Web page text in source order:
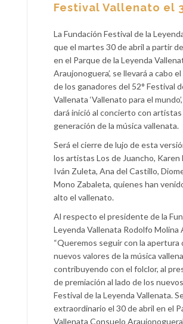
Festival Vallenato el
La Fundación Festival de la
que el martes 30 de abril a partir
en el Parque de la Leyenda
Araujonoguera’, se llevará a cabo
de los ganadores del 52° Festival
Vallenata ‘Vallenato para el
dará inició al concierto con artistas
generación de la música vallenata.
Será el cierre de lujo de esta
los artistas Los de Juancho, Karen
Iván Zuleta, Ana del Castillo,
Mono Zabaleta, quienes han
alto el vallenato.
Al respecto el presidente de la
Leyenda Vallenata Rodolfo Molina
“Queremos seguir con la apertura
nuevos valores de la música
contribuyendo con el folclor, al
de premiación al lado de los
Festival de la Leyenda Vallenata.
extraordinario el 30 de abril en el
Vallenata Consuelo